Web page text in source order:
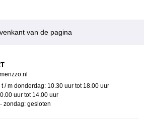
van de pagina
t / m donderdag: 10.30 uur tot 18.00 uur
uur tot 14.00 uur
zondag: gesloten